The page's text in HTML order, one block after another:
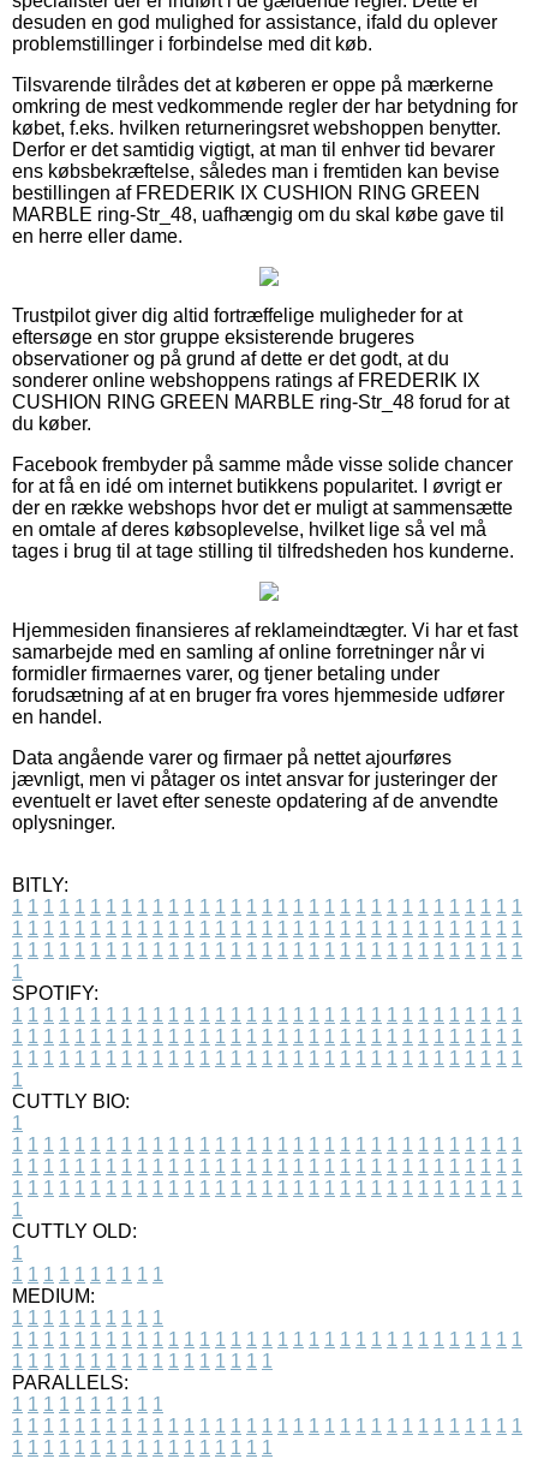
desuden en god mulighed for assistance, ifald du oplever
problemstillinger i forbindelse med dit køb.
Tilsvarende tilrådes det at køberen er oppe på mærkerne
omkring de mest vedkommende regler der har betydning for
købet, f.eks. hvilken returneringsret webshoppen benytter.
Derfor er det samtidig vigtigt, at man til enhver tid bevarer
ens købsbekræftelse, således man i fremtiden kan bevise
bestillingen af FREDERIK IX CUSHION RING GREEN
MARBLE ring-Str_48, uafhængig om du skal købe gave til
en herre eller dame.
Trustpilot giver dig altid fortræffelige muligheder for at
eftersøge en stor gruppe eksisterende brugeres
observationer og på grund af dette er det godt, at du
sonderer online webshoppens ratings af FREDERIK IX
CUSHION RING GREEN MARBLE ring-Str_48 forud for at
du køber.
Facebook frembyder på samme måde visse solide chancer
for at få en idé om internet butikkens popularitet. I øvrigt er
der en række webshops hvor det er muligt at sammensætte
en omtale af deres købsoplevelse, hvilket lige så vel må
tages i brug til at tage stilling til tilfredsheden hos kunderne.
Hjemmesiden finansieres af reklameindtægter. Vi har et fast
samarbejde med en samling af online forretninger når vi
formidler firmaernes varer, og tjener betaling under
forudsætning af at en bruger fra vores hjemmeside udfører
en handel.
Data angående varer og firmaer på nettet ajourføres
jævnligt, men vi påtager os intet ansvar for justeringer der
eventuelt er lavet efter seneste opdatering af de anvendte
oplysninger.
BITLY:
1 1 1 1 1 1 1 1 1 1 1 1 1 1 1 1 1 1 1 1 1 1 1 1 1 1 1 1 1 1 1 1 1
1 1 1 1 1 1 1 1 1 1 1 1 1 1 1 1 1 1 1 1 1 1 1 1 1 1 1 1 1 1 1 1 1
1 1 1 1 1 1 1 1 1 1 1 1 1 1 1 1 1 1 1 1 1 1 1 1 1 1 1 1 1 1 1 1 1
1
SPOTIFY:
1 1 1 1 1 1 1 1 1 1 1 1 1 1 1 1 1 1 1 1 1 1 1 1 1 1 1 1 1 1 1 1 1
1 1 1 1 1 1 1 1 1 1 1 1 1 1 1 1 1 1 1 1 1 1 1 1 1 1 1 1 1 1 1 1 1
1 1 1 1 1 1 1 1 1 1 1 1 1 1 1 1 1 1 1 1 1 1 1 1 1 1 1 1 1 1 1 1 1
1
CUTTLY BIO:
1
1 1 1 1 1 1 1 1 1 1 1 1 1 1 1 1 1 1 1 1 1 1 1 1 1 1 1 1 1 1 1 1 1
1 1 1 1 1 1 1 1 1 1 1 1 1 1 1 1 1 1 1 1 1 1 1 1 1 1 1 1 1 1 1 1 1
1 1 1 1 1 1 1 1 1 1 1 1 1 1 1 1 1 1 1 1 1 1 1 1 1 1 1 1 1 1 1 1 1
1
CUTTLY OLD:
1
1 1 1 1 1 1 1 1 1 1
MEDIUM:
1 1 1 1 1 1 1 1 1 1
1 1 1 1 1 1 1 1 1 1 1 1 1 1 1 1 1 1 1 1 1 1 1 1 1 1 1 1 1 1 1 1 1
1 1 1 1 1 1 1 1 1 1 1 1 1 1 1 1 1
PARALLELS:
1 1 1 1 1 1 1 1 1 1
1 1 1 1 1 1 1 1 1 1 1 1 1 1 1 1 1 1 1 1 1 1 1 1 1 1 1 1 1 1 1 1 1
1 1 1 1 1 1 1 1 1 1 1 1 1 1 1 1 1